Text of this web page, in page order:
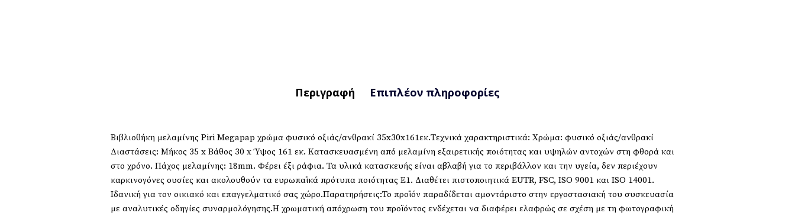
Περιγραφή Επιπλέον πληροφορίες
Βιβλιοθήκη μελαμίνης Piri Megapap χρώμα φυσικό οξιάς/ανθρακί 35x30x161εκ.Τεχνικά χαρακτηριστικά: Χρώμα: φυσικό οξιάς/ανθρακί
Διαστάσεις: Μήκος 35 x Βάθος 30 x Ύψος 161 εκ. Κατασκευασμένη από μελαμίνη εξαιρετικής ποιότητας και υψηλών αντοχών στη φθορά και
στο χρόνο. Πάχος μελαμίνης: 18mm. Φέρει έξι ράφια. Τα υλικά κατασκευής είναι αβλαβή για το περιβάλλον και την υγεία, δεν περιέχουν
καρκινογόνες ουσίες και ακολουθούν τα ευρωπαϊκά πρότυπα ποιότητας Ε1. Διαθέτει πιστοποιητικά EUTR, FSC, ISO 9001 και ISO 14001.
Ιδανική για τον οικιακό και επαγγελματικό σας χώρο.Παρατηρήσεις:Το προϊόν παραδίδεται αμοντάριστο στην εργοστασιακή του συσκευασία
με αναλυτικές οδηγίες συναρμολόγησης.Η χρωματική απόχρωση του προϊόντος ενδέχεται να διαφέρει ελαφρώς σε σχέση με τη φωτογραφική